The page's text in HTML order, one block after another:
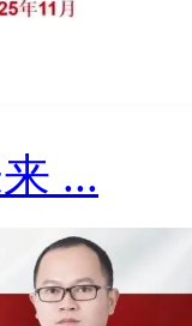
...